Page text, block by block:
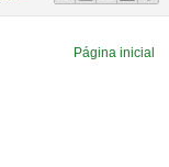
Página inicial